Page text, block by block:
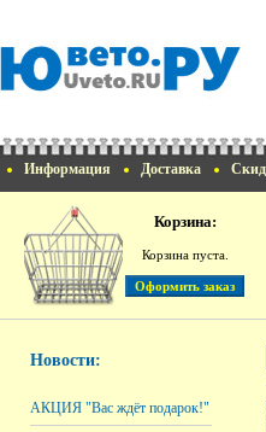
Информация Доставка
Корзина:
Корзина пуста.
Новости:
АКЦИЯ "Вас ждёт подарок!"